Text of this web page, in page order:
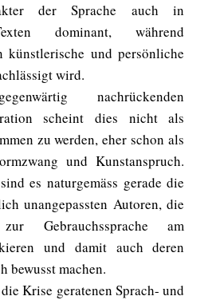
der Sprache auch in
dominant, während
künstlerische und persönliche
wird.
nachrückenden
scheint dies nicht als
zu werden, eher schon als
und Kunstanspruch.
es naturgemäss gerade die
unangepassten Autoren, die
Gebrauchssprache am
und damit auch deren
bewusst machen.
Krise geratenen Sprach- und